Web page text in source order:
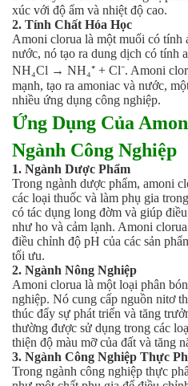
Xử lý nước hồ bơi
Xử lý nước sinh hoạt
Xử lý nước thải
Xử lý nước giếng khoan
Xử lý nước khác
DUNG MÔI CÔNG NGHIỆP
Pha sơn nước
Pha sơn epoxy
Pha sơn dầu
Pha sơn tĩnh điện
Dung môi khác
HƯƠNG LIỆU TINH DẦU
HÓA CHẤT CÔNG NGHIỆP
Axit
Hóa chất khác
Kiềm
Muối
Kim loại màu
Oxit kim loại
HÓA CHẤT THÍ NGHIỆM
Hóa chất thí nghiệm
xúc với độ ẩm và nhiệt độ cao.
2. Tính Chất Hóa Học
Amoni clorua là một muối có tính
nước, nó tạo ra dung dịch có tính
NH₄Cl → NH₄⁺ + Cl⁻. Amoni
mạnh, tạo ra amoniac và nước,
nhiều ứng dụng công nghiệp.
Ứng Dụng Của
Ngành Công Nghiệp
1. Ngành Dược Phẩm
Trong ngành dược phẩm, amoni
các loại thuốc và làm phụ gia
có tác dụng long đờm và giúp
như ho và cảm lạnh. Amoni
điều chỉnh độ pH của các sản
tối ưu.
2. Ngành Nông Nghiệp
Amoni clorua là một loại phân
nghiệp. Nó cung cấp nguồn nitơ
thúc đẩy sự phát triển và tăng
thường được sử dụng trong các
thiện độ màu mỡ của đất và tăng
3. Ngành Công Nghiệp Thực
Trong ngành công nghiệp thực